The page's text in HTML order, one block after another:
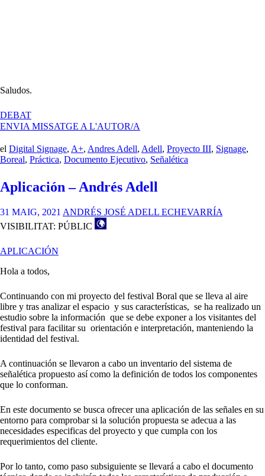
Saludos.
DEBATA
DOCUMENTO
ANDRES
ADELL
ENVIA MISSATGE A L'AUTOR/A
el Digital Signage, A+, Andres Adell, Adell, Proyecto III, Signage,
Boreal, Práctica, Documento Ejecutivo, Señalética
Aplicación – Andrés Adell
31 MAIG, 2021 ANDRÉS JOSÉ ADELL ECHEVARRÍA
VISIBILITAT: PÚBLIC
APLICACIÓN
Hola a todos,
Continuando con mi proyecto del festival Boral que se lleva al aire
libre y tras analizar el espacio y sus características, se ha realizado un
estudio sobre la información que se debe exponer a los visitantes del
festival para facilitar su orientación e interpretación, manteniendo la
identidad del festival.
A continuación se llevaron a cabo un inventario del sistema de
señalética propuesto así como la definición de todos los componentes
que lo conforman.
En este documento se busca ofrecer una aplicación de las señales en su
entorno para comprobar si la solución propuesta se adecua a las
necesidades especificas del proyecto y que cumpla con los
requerimientos del cliente.
Por lo tanto, como paso subsiguiente se llevará a cabo el documento